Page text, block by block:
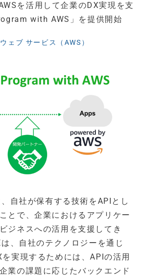
を活用して企業のDX実現を支
with AWS」を提供開始
ェブ サービス（AWS）
自社が保有する技術をAPIとし
とで、企業におけるアプリケー
ジネスへの活用を支援してき
、自社のテクノロジーを通じ
実現するためには、APIの活用
業の課題に応じたバックエンド